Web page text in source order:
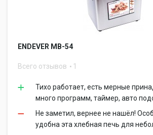
ENDEVER MB-54
Всего отзывов 1
Тихо работает, есть мерные
много программ, таймер, авто
Не заметил, вернее не нашёл!
удобна эта хлебная печь для